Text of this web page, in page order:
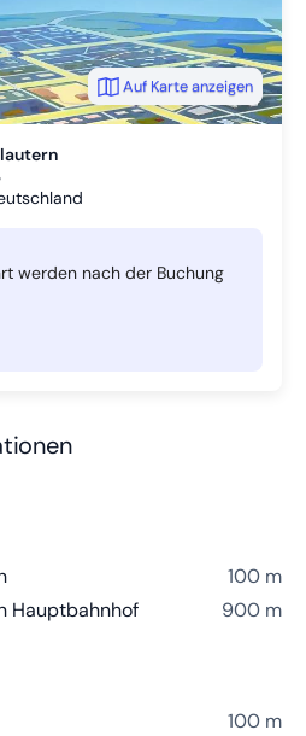
werden nach der Buchung
Auf Karte anzeigen
100 m
Hauptbahnhof 900 m
100 m